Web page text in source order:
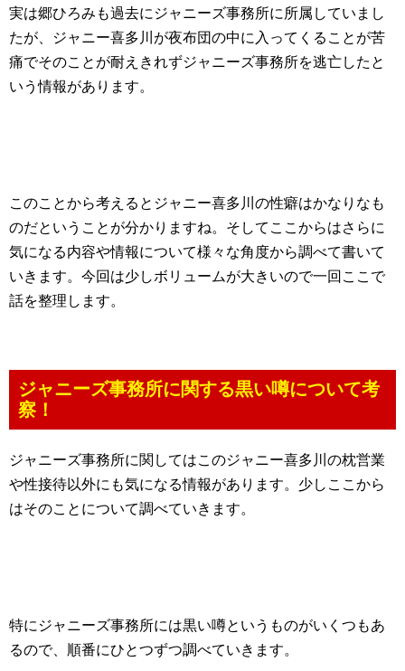
実は郷ひろみも過去にジャニーズ事務所に所属していまし
たが、ジャニー喜多川が夜布団の中に入ってくることが苦
痛でそのことが耐えきれずジャニーズ事務所を逃亡したと
いう情報があります。
このことから考えるとジャニー喜多川の性癖はかなりなも
のだということが分かりますね。そしてここからはさらに
気になる内容や情報について様々な角度から調べて書いて
いきます。今回は少しボリュームが大きいので一回ここで
話を整理します。
ジャニーズ事務所に関する黒い噂について考
察！
ジャニーズ事務所に関してはこのジャニー喜多川の枕営業
や性接待以外にも気になる情報があります。少しここから
はそのことについて調べていきます。
特にジャニーズ事務所には黒い噂というものがいくつもあ
るので、順番にひとつずつ調べていきます。